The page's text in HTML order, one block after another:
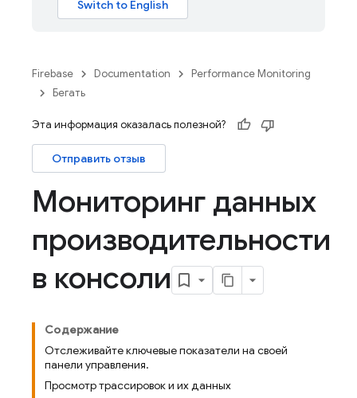
Firebase Documentation
Performance Monitoring
Бегать
Эта информация оказалась полезной?
Отправить отзыв
Мониторинг данных
производительности
в консоли
Содержание
Отслеживайте ключевые показатели на своей
панели управления.
Просмотр трассировок и их данных